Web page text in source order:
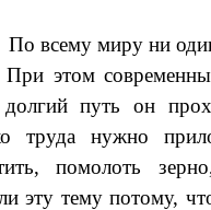
По всему миру ни
При этом
долгий путь он
труда нужно
помолоть
эту тему потому,